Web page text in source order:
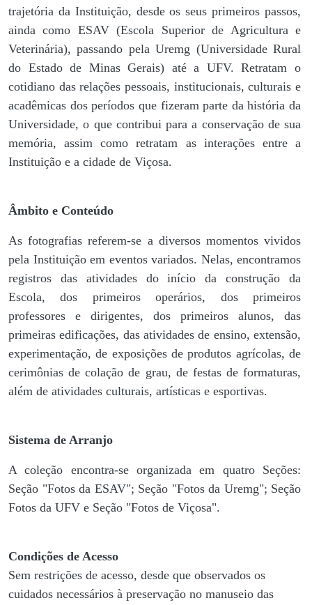
trajetória da Instituição, desde os seus primeiros passos,
ainda como ESAV (Escola Superior de Agricultura e
Veterinária), passando pela Uremg (Universidade Rural
do Estado de Minas Gerais) até a UFV. Retratam o
cotidiano das relações pessoais, institucionais, culturais e
acadêmicas dos períodos que fizeram parte da história da
Universidade, o que contribui para a conservação de sua
memória, assim como retratam as interações entre a
Instituição e a cidade de Viçosa.
Âmbito e Conteúdo
As fotografias referem-se a diversos momentos vividos
pela Instituição em eventos variados. Nelas, encontramos
registros das atividades do início da construção da
Escola, dos primeiros operários, dos primeiros
professores e dirigentes, ​dos primeiros alunos, das
primeiras edificações, das atividades de ensino, extensão,
experimentação, de exposições de produtos agrícolas, de
cerimônias de colação de grau, de festas de formaturas,
além de atividades culturais, artísticas e esportivas.
Sistema de Arranjo
A coleção encontra-se organizada em quatro Seções:
Seção "Fotos da ESAV"; Seção "Fotos da Uremg"; Seção
Fotos da UFV e Seção "Fotos de Viçosa".
Condições de Acesso
Sem restrições de acesso, desde que observados os
cuidados necessários à preservação no manuseio das